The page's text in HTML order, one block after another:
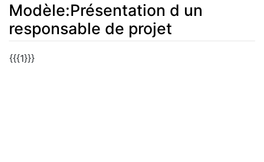
Modèle:Présentation d un
responsable de projet
Aller à :
{{{1}}}